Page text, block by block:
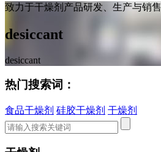
致力于干燥剂产品研发、生产与销售
desiccant
desiccant
热门搜索词：
食品干燥剂 硅胶干燥剂 干燥剂